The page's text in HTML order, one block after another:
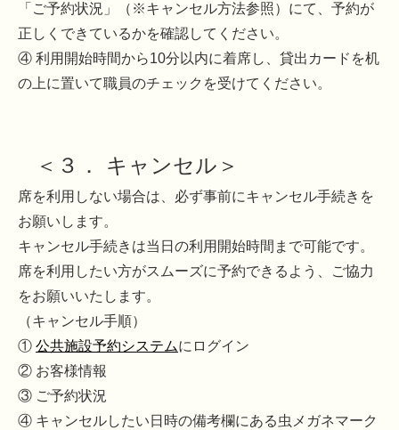
「ご予約状況」（※キャンセル方法参照）にて、予約が
正しくできているかを確認してください。
④ 利用開始時間から10分以内に着席し、貸出カードを机
の上に置いて職員のチェックを受けてください。
＜３． キャンセル＞
席を利用しない場合は、必ず事前にキャンセル手続きを
お願いします。
キャンセル手続きは当日の利用開始時間まで可能です。
席を利用したい方がスムーズに予約できるよう、ご協力
をお願いいたします。
（キャンセル手順）
① 公共施設予約システムにログイン
② お客様情報
③ ご予約状況
④ キャンセルしたい日時の備考欄にある虫メガネマーク